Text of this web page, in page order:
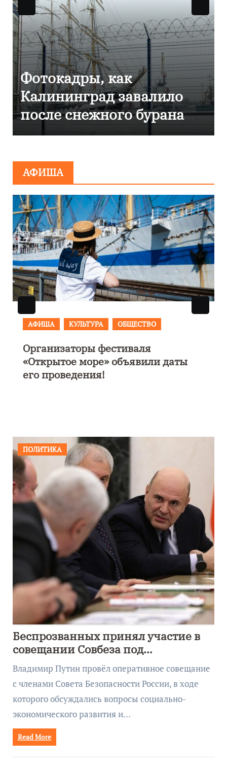
Фотокадры, как
Калининград завалило
после снежного бурана
АФИША
АФИША КУЛЬТУРА ОБЩЕСТВО
Организаторы фестиваля
«Открытое море» объявили даты
его проведения!
ПОЛИТИКА
Беспрозванных принял участие в
совещании Совбеза под
руководством Путина
Владимир Путин провёл оперативное совещание
с членами Совета Безопасности России, в ходе
которого обсуждались вопросы социально-
экономического развития и…
Read More